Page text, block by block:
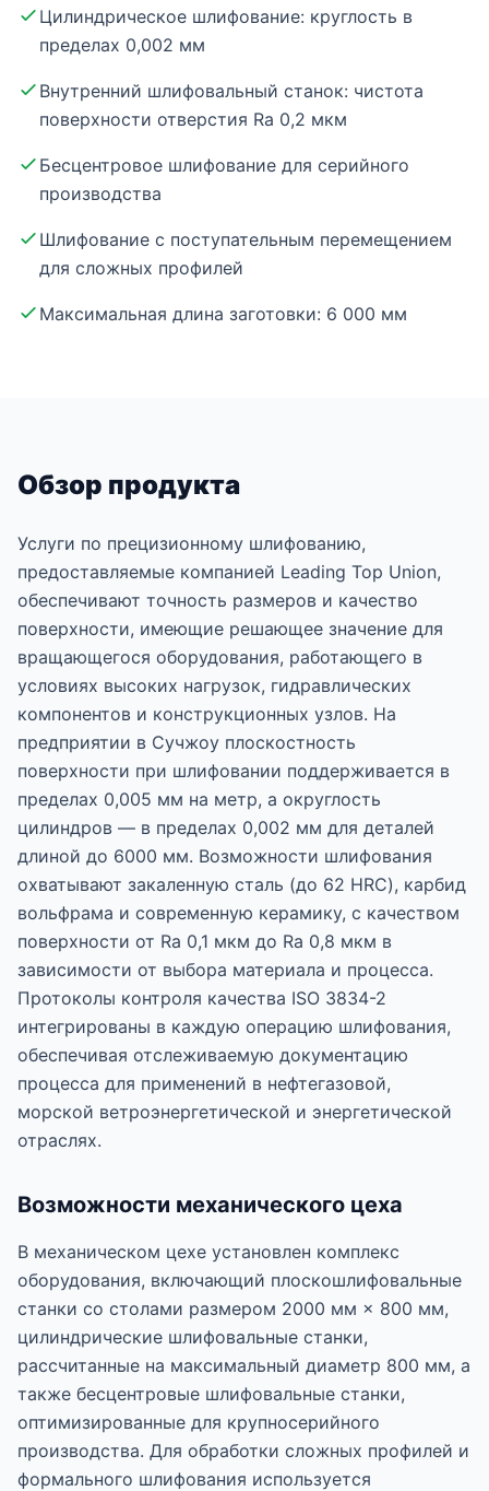
Цилиндрическое шлифование: круглость в
пределах 0,002 мм
Внутренний шлифовальный станок: чистота
поверхности отверстия Ra 0,2 мкм
Бесцентровое шлифование для серийного
производства
Шлифование с поступательным перемещением
для сложных профилей
Максимальная длина заготовки: 6 000 мм
Обзор продукта
Услуги по прецизионному шлифованию,
предоставляемые компанией Leading Top Union,
обеспечивают точность размеров и качество
поверхности, имеющие решающее значение для
вращающегося оборудования, работающего в
условиях высоких нагрузок, гидравлических
компонентов и конструкционных узлов. На
предприятии в Сучжоу плоскостность
поверхности при шлифовании поддерживается в
пределах 0,005 мм на метр, а округлость
цилиндров — в пределах 0,002 мм для деталей
длиной до 6000 мм. Возможности шлифования
охватывают закаленную сталь (до 62 HRC), карбид
вольфрама и современную керамику, с качеством
поверхности от Ra 0,1 мкм до Ra 0,8 мкм в
зависимости от выбора материала и процесса.
Протоколы контроля качества ISO 3834-2
интегрированы в каждую операцию шлифования,
обеспечивая отслеживаемую документацию
процесса для применений в нефтегазовой,
морской ветроэнергетической и энергетической
отраслях.
Возможности механического цеха
В механическом цехе установлен комплекс
оборудования, включающий плоскошлифовальные
станки со столами размером 2000 мм × 800 мм,
цилиндрические шлифовальные станки,
рассчитанные на максимальный диаметр 800 мм, а
также бесцентровые шлифовальные станки,
оптимизированные для крупносерийного
производства. Для обработки сложных профилей и
формального шлифования используется